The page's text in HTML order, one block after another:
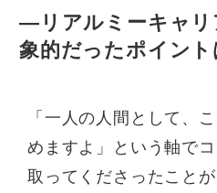
—リアルミーキャリ
象的だったポイント
「一人の人間として、
めますよ」という軸で
取ってくださったこと